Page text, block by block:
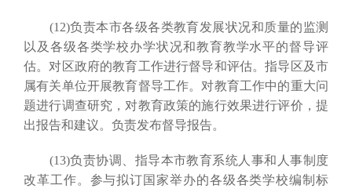
(12)负责本市各级各类教育发展状况和质量的监测
以及各级各类学校办学状况和教育教学水平的督导评
估。对区政府的教育工作进行督导和评估。指导区及市
属有关单位开展教育督导工作。对教育工作中的重大问
题进行调查研究，对教育政策的施行效果进行评价，提
出报告和建议。负责发布督导报告。
(13)负责协调、指导本市教育系统人事和人事制度
改革工作。参与拟订国家举办的各级各类学校编制标